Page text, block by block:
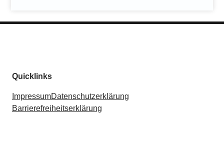
Quicklinks
ImpressumDatenschutzerklärung
Barrierefreiheitserklärung